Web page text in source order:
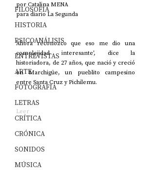
FILOSOFÍA
HISTORIA
PSICOANÁLISIS
ENTREVISTAS
ARTE
FOTOGRAFÍA
LETRAS
CRÍTICA
CRÓNICA
SONIDOS
MÚSICA
por Catalina MENA
para diario La Segunda
'Ahora reconozco que eso me dio una
complejidad interesante', dice la
historiadora, de 27 años, que nació y creció
en Marchigüe, un pueblito campesino
entre Santa Cruz y Pichilemu.
Leer